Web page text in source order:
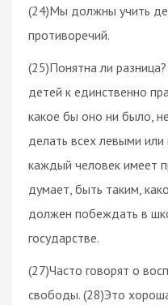
(24)Мы должны учить
противоречий.
(25)Понятна ли
детей к единственно
какое бы оно ни было,
делать всех левыми
каждый человек имеет
думает, быть таким,
должен побеждать в
государстве.
(27)Часто говорят о
свободы. (28)Это